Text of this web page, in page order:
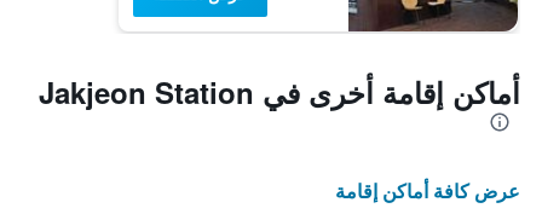
أماكن إقامة أخرى في Jakjeon Station
عرض كافة أماكن إقامة